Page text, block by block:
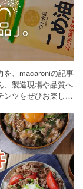
を、macaroniの記事
、製造現場や品質へ
ンツをぜひお楽しみ